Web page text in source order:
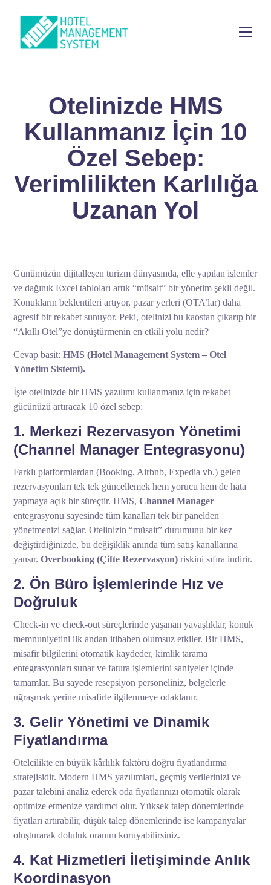
Otelinizde HMS
Kullanmanız İçin 10
Özel Sebep:
Verimlilikten Karlılığa
Uzanan Yol
Günümüzün dijitalleşen turizm dünyasında, elle yapılan işlemler
ve dağınık Excel tabloları artık “müsait” bir yönetim şekli değil.
Konukların beklentileri artıyor, pazar yerleri (OTA’lar) daha
agresif bir rekabet sunuyor. Peki, otelinizi bu kaostan çıkarıp bir
“Akıllı Otel”ye dönüştürmenin en etkili yolu nedir?
Cevap basit:HMS (Hotel Management System – Otel
Yönetim Sistemi).
İşte otelinizde bir HMS yazılımı kullanmanız için rekabet
gücünüzü artıracak 10 özel sebep:
1. Merkezi Rezervasyon Yönetimi
(Channel Manager Entegrasyonu)
Farklı platformlardan (Booking, Airbnb, Expedia vb.) gelen
rezervasyonları tek tek güncellemek hem yorucu hem de hata
yapmaya açık bir süreçtir. HMS,Channel Manager
entegrasyonu sayesinde tüm kanalları tek bir panelden
yönetmenizi sağlar. Otelinizin “müsait” durumunu bir kez
değiştirdiğinizde, bu değişiklik anında tüm satış kanallarına
yansır.Overbooking (Çifte Rezervasyon) riskini sıfıra indirir.
2. Ön Büro İşlemlerinde Hız ve
Doğruluk
Check-in ve check-out süreçlerinde yaşanan yavaşlıklar, konuk
memnuniyetini ilk andan itibaben olumsuz etkiler. Bir HMS,
misafir bilgilerini otomatik kaydeder, kimlik tarama
entegrasyonları sunar ve fatura işlemlerini saniyeler içinde
tamamlar. Bu sayede resepsiyon personeliniz, belgelerle
uğraşmak yerine misafirle ilgilenmeye odaklanır.
3. Gelir Yönetimi ve Dinamik
Fiyatlandırma
Otelcilikte en büyük kârlılık faktörü doğru fiyatlandırma
stratejisidir. Modern HMS yazılımları, geçmiş verilerinizi ve
pazar talebini analiz ederek oda fiyatlarınızı otomatik olarak
optimize etmenize yardımcı olur. Yüksek talep dönemlerinde
fiyatları artırabilir, düşük talep dönemlerinde ise kampanyalar
oluşturarak doluluk oranını koruyabilirsiniz.
4. Kat Hizmetleri İletişiminde Anlık
Koordinasyon